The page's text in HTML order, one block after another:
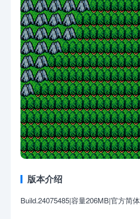
版本介绍
Build.24075485|容量206MB|官方简